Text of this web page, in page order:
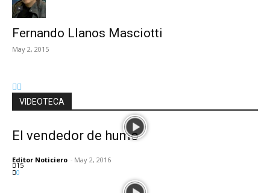
Fernando Llanos Masciotti
May 2, 2015
VIDEOTECA
El vendedor de humo
Editor Noticiero - May 2, 2016
15
0